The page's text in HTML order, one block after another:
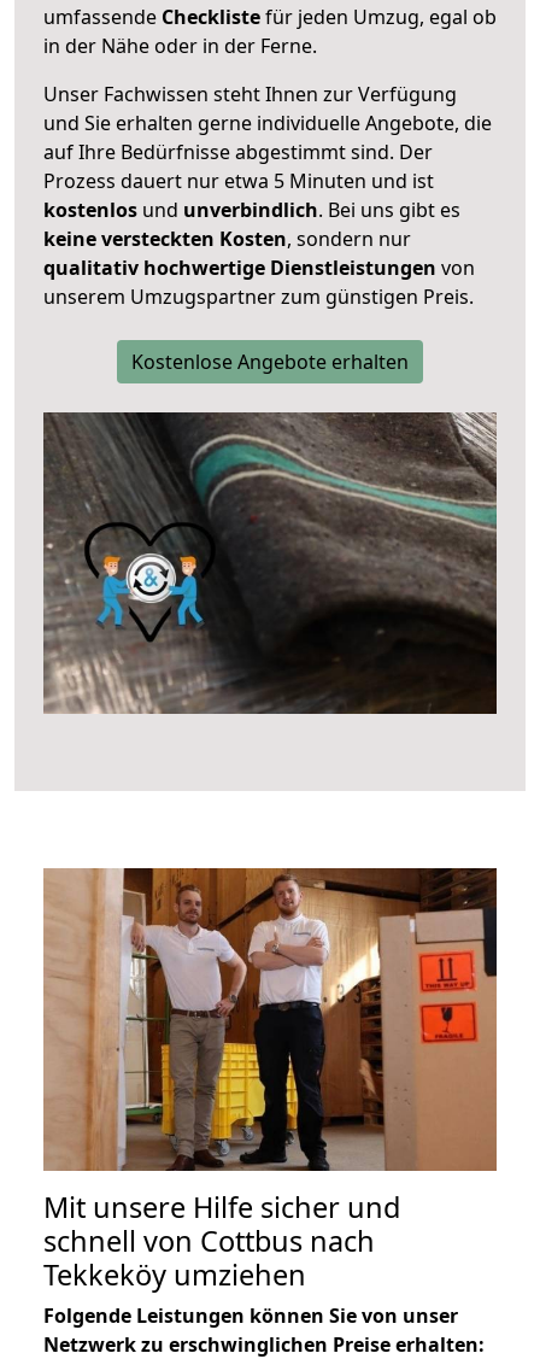
umfassende Checklistefür jeden Umzug, egal ob
in der Nähe oder in der Ferne.
Unser Fachwissen steht Ihnen zur Verfügung
und Sie erhalten gerne individuelle Angebote, die
auf Ihre Bedürfnisse abgestimmt sind. Der
Prozess dauert nur etwa 5 Minuten und ist
kostenlos und unverbindlich. Bei uns gibt es
keine versteckten Kosten, sondern nur
qualitativ hochwertige Dienstleistungen von
unserem Umzugspartner zum günstigen Preis.
Kostenlose Angebote erhalten
Mit unsere Hilfe sicher und
schnell von Cottbus nach
Tekkeköy umziehen
Folgende Leistungen können Sie von unser
Netzwerk zu erschwinglichen Preise erhalten: